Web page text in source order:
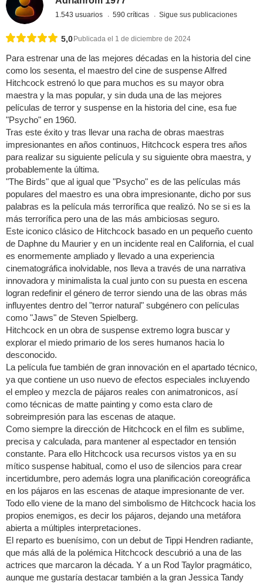
1.543 usuarios 590 críticas Sigue sus publicaciones
5,0 Publicada el 1 de diciembre de 2024
Para estrenar una de las mejores décadas en la historia del cine
como los sesenta, el maestro del cine de suspense Alfred
Hitchcock estrenó lo que para muchos es su mayor obra
maestra y la mas popular, y sin duda una de las mejores
películas de terror y suspense en la historia del cine, esa fue
"Psycho" en 1960.
Tras este éxito y tras llevar una racha de obras maestras
impresionantes en años continuos, Hitchcock espera tres años
para realizar su siguiente película y su siguiente obra maestra, y
probablemente la última.
"The Birds" que al igual que "Psycho" es de las películas más
populares del maestro es una obra impresionante, dicho por sus
palabras es la película más terrorífica que realizó. No se si es la
más terrorífica pero una de las más ambiciosas seguro.
Este iconico clásico de Hitchcock basado en un pequeño cuento
de Daphne du Maurier y en un incidente real en California, el cual
es enormemente ampliado y llevado a una experiencia
cinematográfica inolvidable, nos lleva a través de una narrativa
innovadora y minimalista la cual junto con su puesta en escena
logran redefinir el género de terror siendo una de las obras más
influyentes dentro del "terror natural" subgénero con películas
como "Jaws" de Steven Spielberg.
Hitchcock en un obra de suspense extremo logra buscar y
explorar el miedo primario de los seres humanos hacia lo
desconocido.
La película fue también de gran innovación en el apartado técnico,
ya que contiene un uso nuevo de efectos especiales incluyendo
el empleo y mezcla de pájaros reales con animatronicos, así
como técnicas de matte painting y como esta claro de
sobreimpresión para las escenas de ataque.
Como siempre la dirección de Hitchcock en el film es sublime,
precisa y calculada, para mantener al espectador en tensión
constante. Para ello Hitchcock usa recursos vistos ya en su
mítico suspense habitual, como el uso de silencios para crear
incertidumbre, pero además logra una planificación coreográfica
en los pájaros en las escenas de ataque impresionante de ver.
Todo ello viene de la mano del simbolismo de Hitchcock hacia los
propios enemigos, es decir los pájaros, dejando una metáfora
abierta a múltiples interpretaciones.
El reparto es buenísimo, con un debut de Tippi Hendren radiante,
que más allá de la polémica Hitchcock descubrió a una de las
actrices que marcaron la década. Y a un Rod Taylor pragmático,
aunque me gustaría destacar también a la gran Jessica Tandy